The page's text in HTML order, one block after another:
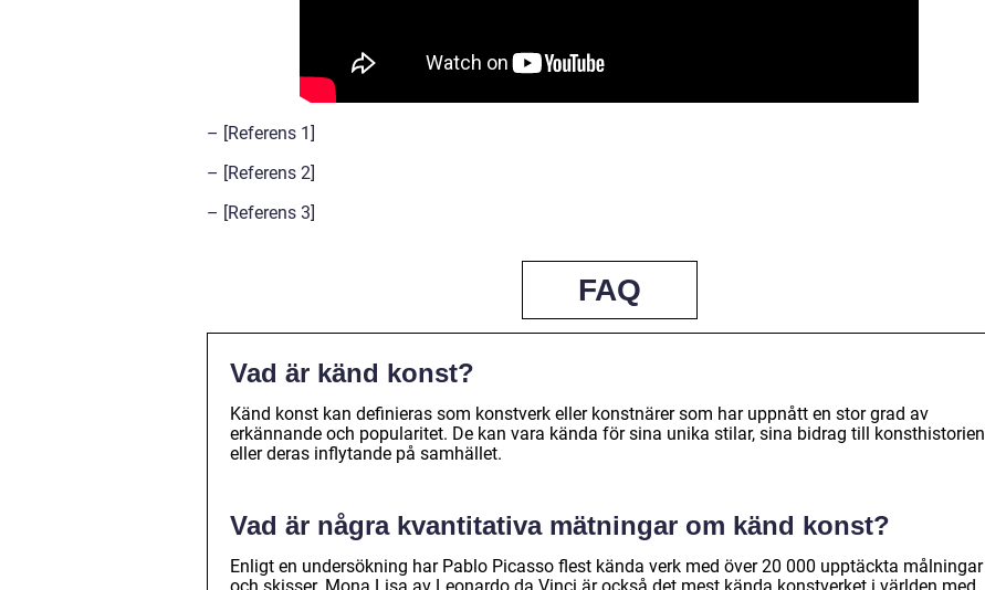
– [Referens 1]
– [Referens 2]
– [Referens 3]
FAQ
Vad är känd konst?
Känd konst kan definieras som konstverk eller konstnärer som har uppnått en stor grad av
erkännande och popularitet. De kan vara kända för sina unika stilar, sina bidrag till konsthistorien
eller deras inflytande på samhället.
Vad är några kvantitativa mätningar om känd konst?
Enligt en undersökning har Pablo Picasso flest kända verk med över 20 000 upptäckta målningar